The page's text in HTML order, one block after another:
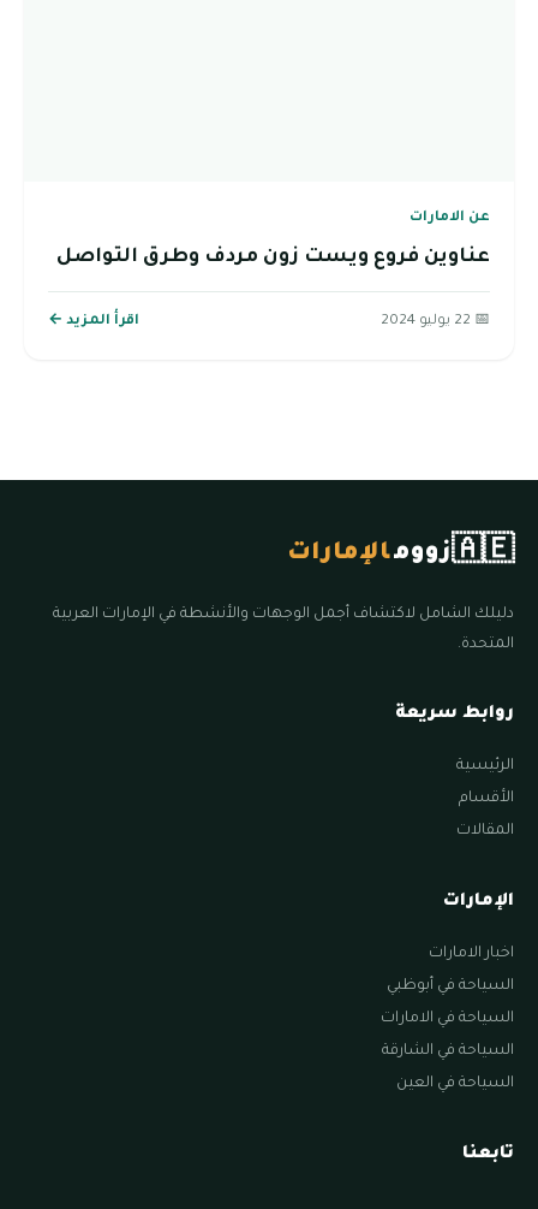
عن الامارات
عناوين فروع ويست زون مردف وطرق التواصل
📅 22 يوليو 2024 اقرأ المزيد ←
🇦🇪زوومالإمارات
دليلك الشامل لاكتشاف أجمل الوجهات والأنشطة في الإمارات العربية
المتحدة.
روابط سريعة
الرئيسية
الأقسام
المقالات
الإمارات
اخبار الامارات
السياحة في أبوظبي
السياحة في الامارات
السياحة في الشارقة
السياحة في العين
تابعنا